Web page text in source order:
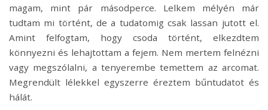
magam, mint pár másodperce. Lelkem mélyén már
tudtam mi történt, de a tudatomig csak lassan jutott el.
Amint felfogtam, hogy csoda történt, elkezdtem
könnyezni és lehajtottam a fejem. Nem mertem felnézni
vagy megszólalni, a tenyerembe temettem az arcomat.
Megrendült lélekkel egyszerre éreztem bűntudatot és
hálát.